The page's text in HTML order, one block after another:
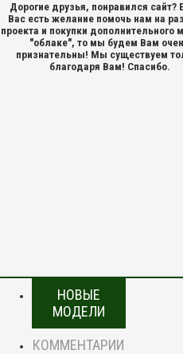
Дорогие друзья, понравился сайт?
Вас есть желание помочь нам на
проекта и покупки дополнительного
"облаке", то мы будем Вам
признательны! Мы существуем
благодаря Вам! Спасибо.
НОВЫЕ
МОДЕЛИ
КОММЕНТАРИИ